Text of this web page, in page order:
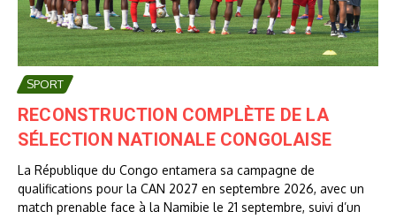
SPORT
RECONSTRUCTION COMPLÈTE DE LA
SÉLECTION NATIONALE CONGOLAISE
La République du Congo entamera sa campagne de
qualifications pour la CAN 2027 en septembre 2026, avec un
match prenable face à la Namibie le 21 septembre, suivi d’un